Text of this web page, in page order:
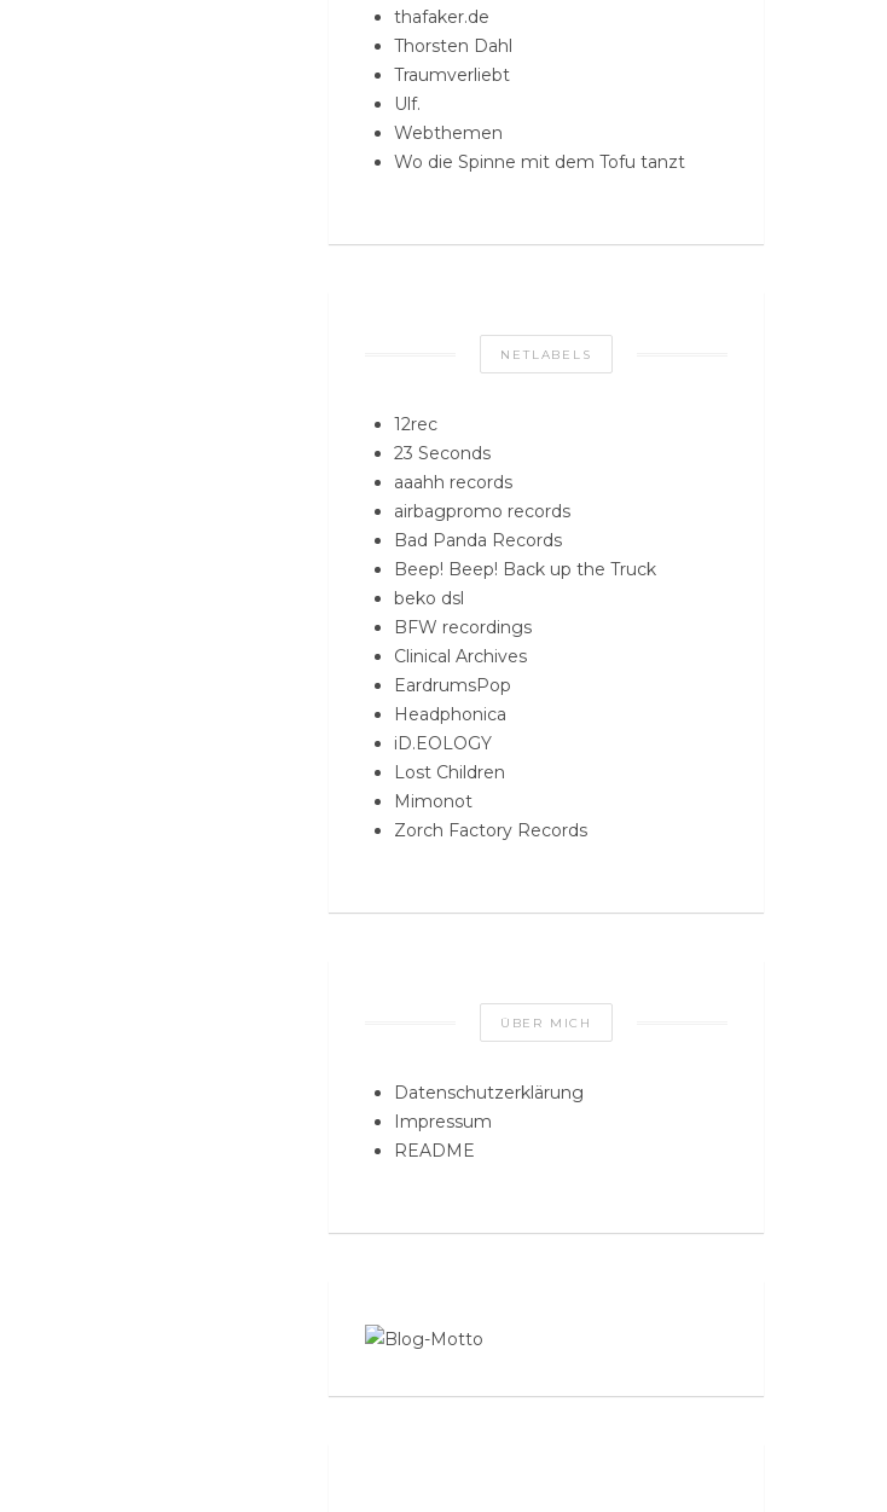
thafaker.de
Thorsten Dahl
Traumverliebt
Ulf.
Webthemen
Wo die Spinne mit dem Tofu tanzt
NETLABELS
12rec
23 Seconds
aaahh records
airbagpromo records
Bad Panda Records
Beep! Beep! Back up the Truck
beko dsl
BFW recordings
Clinical Archives
EardrumsPop
Headphonica
iD.EOLOGY
Lost Children
Mimonot
Zorch Factory Records
ÜBER MICH
Datenschutzerklärung
Impressum
README